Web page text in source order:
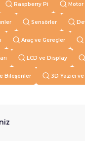
Raspberry Pi Motor
Sensörler
Araç ve Gereçler
LCD ve Display
Bileşenler 3D Yazıcı